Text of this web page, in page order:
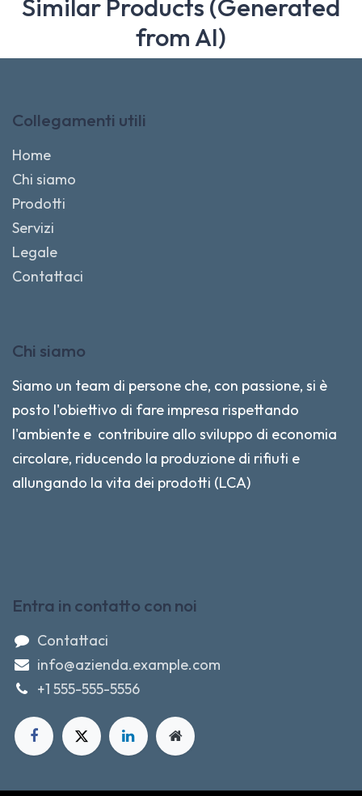
Similar Products (Generated
from AI)
Collegamenti utili
Home
Chi siamo
Prodotti
Servizi
Legale
Contattaci
Chi siamo
Siamo un team di persone che, con passione, si è
posto l'obiettivo di fare impresa rispettando
l'ambiente e contribuire allo sviluppo di economia
circolare, riducendo la produzione di rifiuti e
allungando la vita dei prodotti (LCA)
Entra in contatto con noi
Contattaci
info@azienda.example.com
+1 555-555-5556